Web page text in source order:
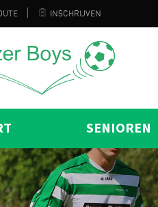
INSCHRIJVEN
SENIOREN